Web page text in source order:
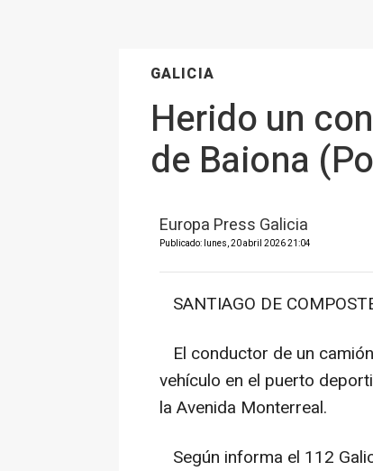
GALICIA
Herido un
de Baiona
Europa Press Galicia
Publicado: lunes, 20 abril 2026 21:04
SANTIAGO DE
El conductor de un
vehículo en el puerto
la Avenida Monterreal.
Según informa el 112